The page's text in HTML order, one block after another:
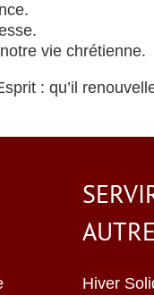
vie chrétienne.
: qu’il
Hiver